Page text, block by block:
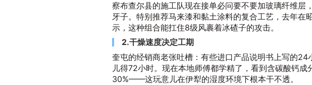
察布查尔县的施工队现在接单必问要不要加玻璃纤维层
牙子。特别推荐马来漆和黏土涂料的复合工艺，去年在
示，这种组合能扛住8级风裹着冰碴子的攻击。
2.干燥速度决定工期
奎屯的经销商老张吐槽：有些进口产品说明书上写的24
儿得72小时。现在本地师傅都学精了，看到含碳酸钙成
30%——这玩意儿在伊犁的湿度环境下根本干不透。